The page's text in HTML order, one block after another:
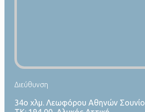
Διεύθυνση
34ο χλμ. Λεωφόρου Αθηνών